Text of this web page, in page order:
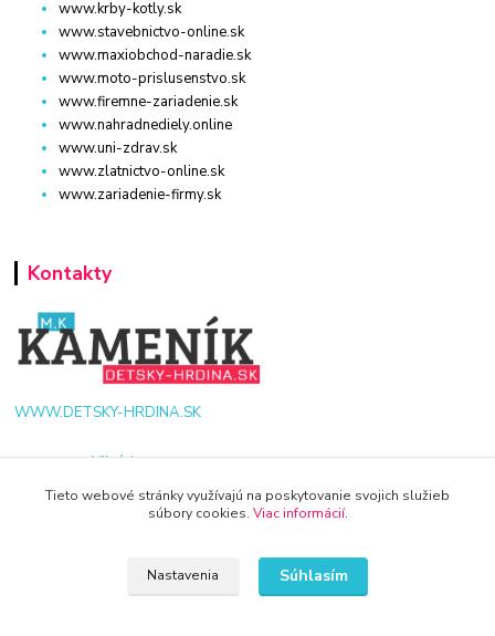
www.krby-kotly.sk
www.stavebnictvo-online.sk
www.maxiobchod-naradie.sk
www.moto-prislusenstvo.sk
www.firemne-zariadenie.sk
www.nahradnediely.online
www.uni-zdrav.sk
www.zlatnictvo-online.sk
www.zariadenie-firmy.sk
Kontakty
WWW.DETSKY-HRDINA.SK
Viktória
+421 940 949 000
Tieto webové stránky využívajú na poskytovanie svojich služieb
súbory cookies. Viac informácií.
Nastavenia Súhlasím